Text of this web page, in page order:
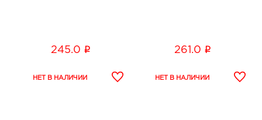
245.0 i 261.0 i